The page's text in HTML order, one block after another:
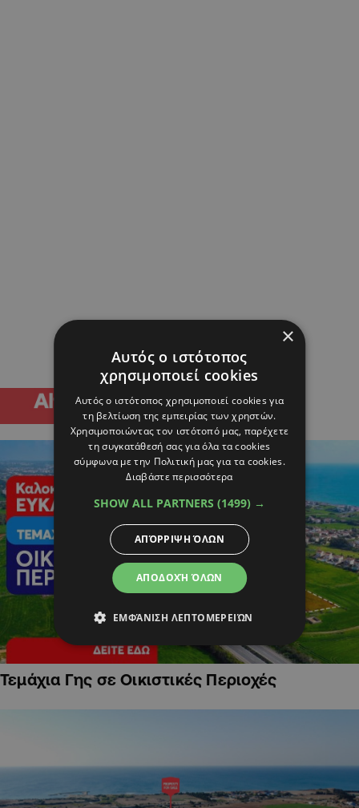
Τεμάχια Γης σε Οικιστικές Περιοχές
×
Αυτός ο ιστότοπος
χρησιμοποιεί cookies
Αυτός ο ιστότοπος χρησιμοποιεί cookies για
τη βελτίωση της εμπειρίας των χρηστών.
Χρησιμοποιώντας τον ιστότοπό μας, παρέχετε
τη συγκατάθεσή σας για όλα τα cookies
σύμφωνα με την Πολιτική μας για τα cookies.
Διαβάστε περισσότερα
SHOW ALL PARTNERS (1499) →
ΑΠΟΔΟΧΉ ΌΛΩΝ
ΑΠΌΡΡΙΨΗ ΌΛΩΝ
ΕΜΦΆΝΙΣΗ ΛΕΠΤΟΜΕΡΕΙΏΝ